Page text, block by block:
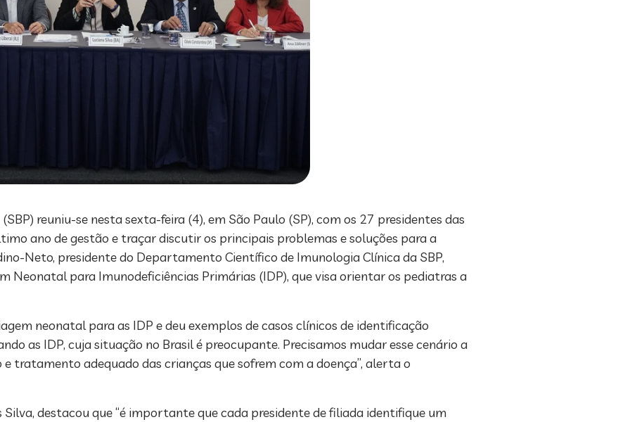
reuniu-se nesta sexta-feira (4), em São Paulo (SP), com os 27 presidentes das
ano de gestão e traçar discutir os principais problemas e soluções para a
Neto, presidente do Departamento Científico de Imunologia Clínica da SBP,
Neonatal para Imunodeficiências Primárias (IDP), que visa orientar os pediatras a
neonatal para as IDP e deu exemplos de casos clínicos de identificação
as IDP, cuja situação no Brasil é preocupante. Precisamos mudar esse cenário a
adequado das crianças que sofrem com a doença”, alerta o
Silva, destacou que “é importante que cada presidente de filiada identifique um